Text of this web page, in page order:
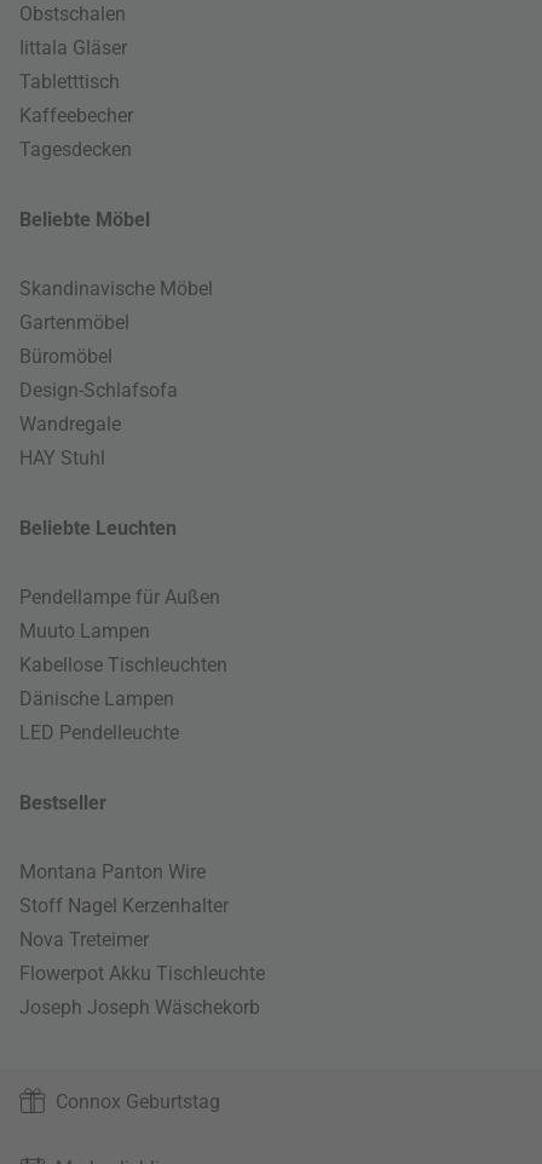
Obstschalen
Iittala Gläser
Tabletttisch
Kaffeebecher
Tagesdecken
Beliebte Möbel
Skandinavische Möbel
Gartenmöbel
Büromöbel
Design-Schlafsofa
Wandregale
HAY Stuhl
Beliebte Leuchten
Pendellampe für Außen
Muuto Lampen
Kabellose Tischleuchten
Dänische Lampen
LED Pendelleuchte
Bestseller
Montana Panton Wire
Stoff Nagel Kerzenhalter
Nova Treteimer
Flowerpot Akku Tischleuchte
Joseph Joseph Wäschekorb
Connox Geburtstag